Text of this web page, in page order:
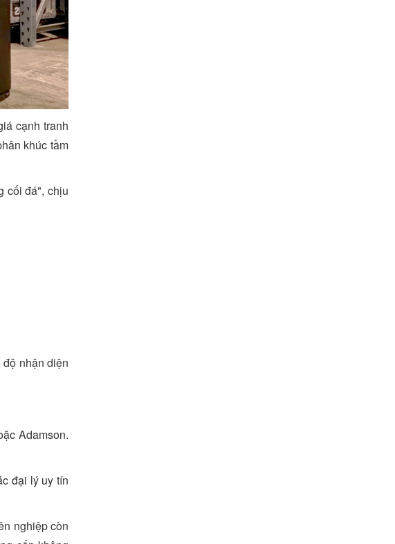
cạnh tranh
khúc tầm
cối đá", chịu
nhận diện
Adamson.
đại lý uy tín
nghiệp còn